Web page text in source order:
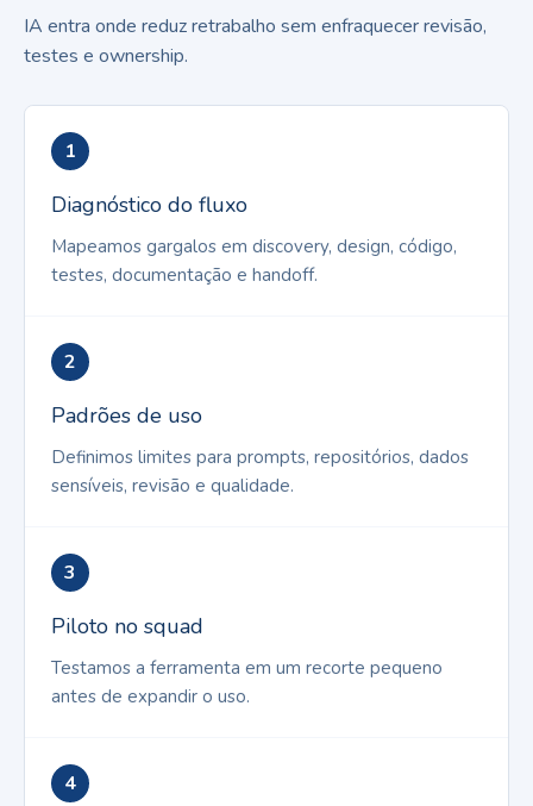
IA entra onde reduz retrabalho sem enfraquecer revisão,
testes e ownership.
1
Diagnóstico do fluxo
Mapeamos gargalos em discovery, design, código,
testes, documentação e handoff.
2
Padrões de uso
Definimos limites para prompts, repositórios, dados
sensíveis, revisão e qualidade.
3
Piloto no squad
Testamos a ferramenta em um recorte pequeno
antes de expandir o uso.
4